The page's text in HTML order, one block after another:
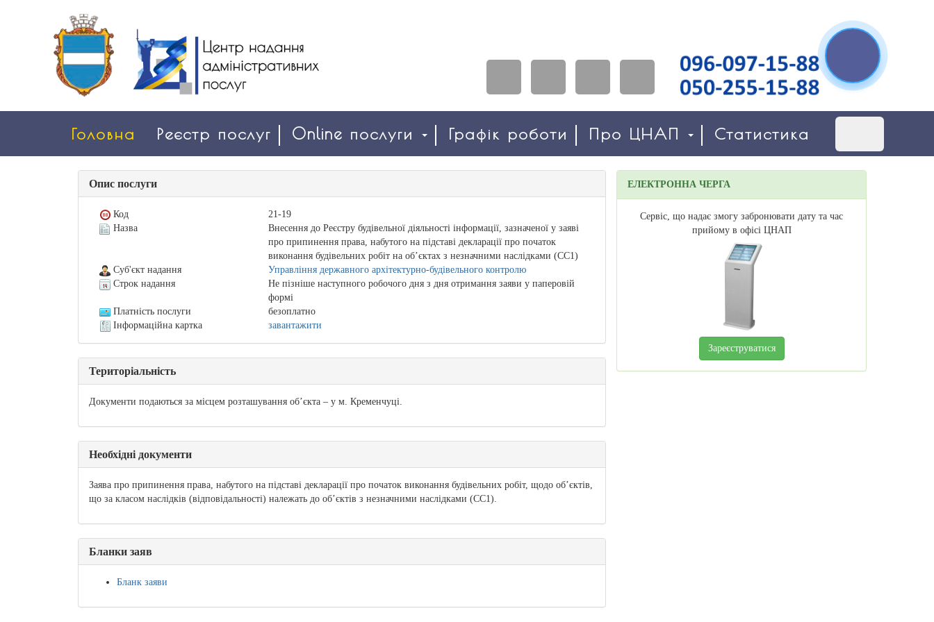
Головна Реєстр послуг Online послуги Графік роботи Про ЦНАП Статистика
Опис послуги
Код
21-19
Назва
Внесення до Реєстру будівельної діяльності інформації, зазначеної у заяві
про припинення права, набутого на підставі декларації про початок
виконання будівельних робіт на об’єктах з незначними наслідками (СС1)
Суб'єкт надання
Управління державного архітектурно-будівельного контролю
Строк надання
Не пізніше наступного робочого дня з дня отримання заяви у паперовій
формі
Платність послуги
безоплатно
Інформаційна картка
завантажити
Територіальність
Документи подаються за місцем розташування об’єкта – у м. Кременчуці.
Необхідні документи
Заява про припинення права, набутого на підставі декларації про початок виконання будівельних робіт, щодо об’єктів,
що за класом наслідків (відповідальності) належать до об’єктів з незначними наслідками (СС1).
Бланки заяв
Бланк заяви
ЕЛЕКТРОННА ЧЕРГА
Сервіс, що надає змогу забронювати дату та час
прийому в офісі ЦНАП
Зареєструватися